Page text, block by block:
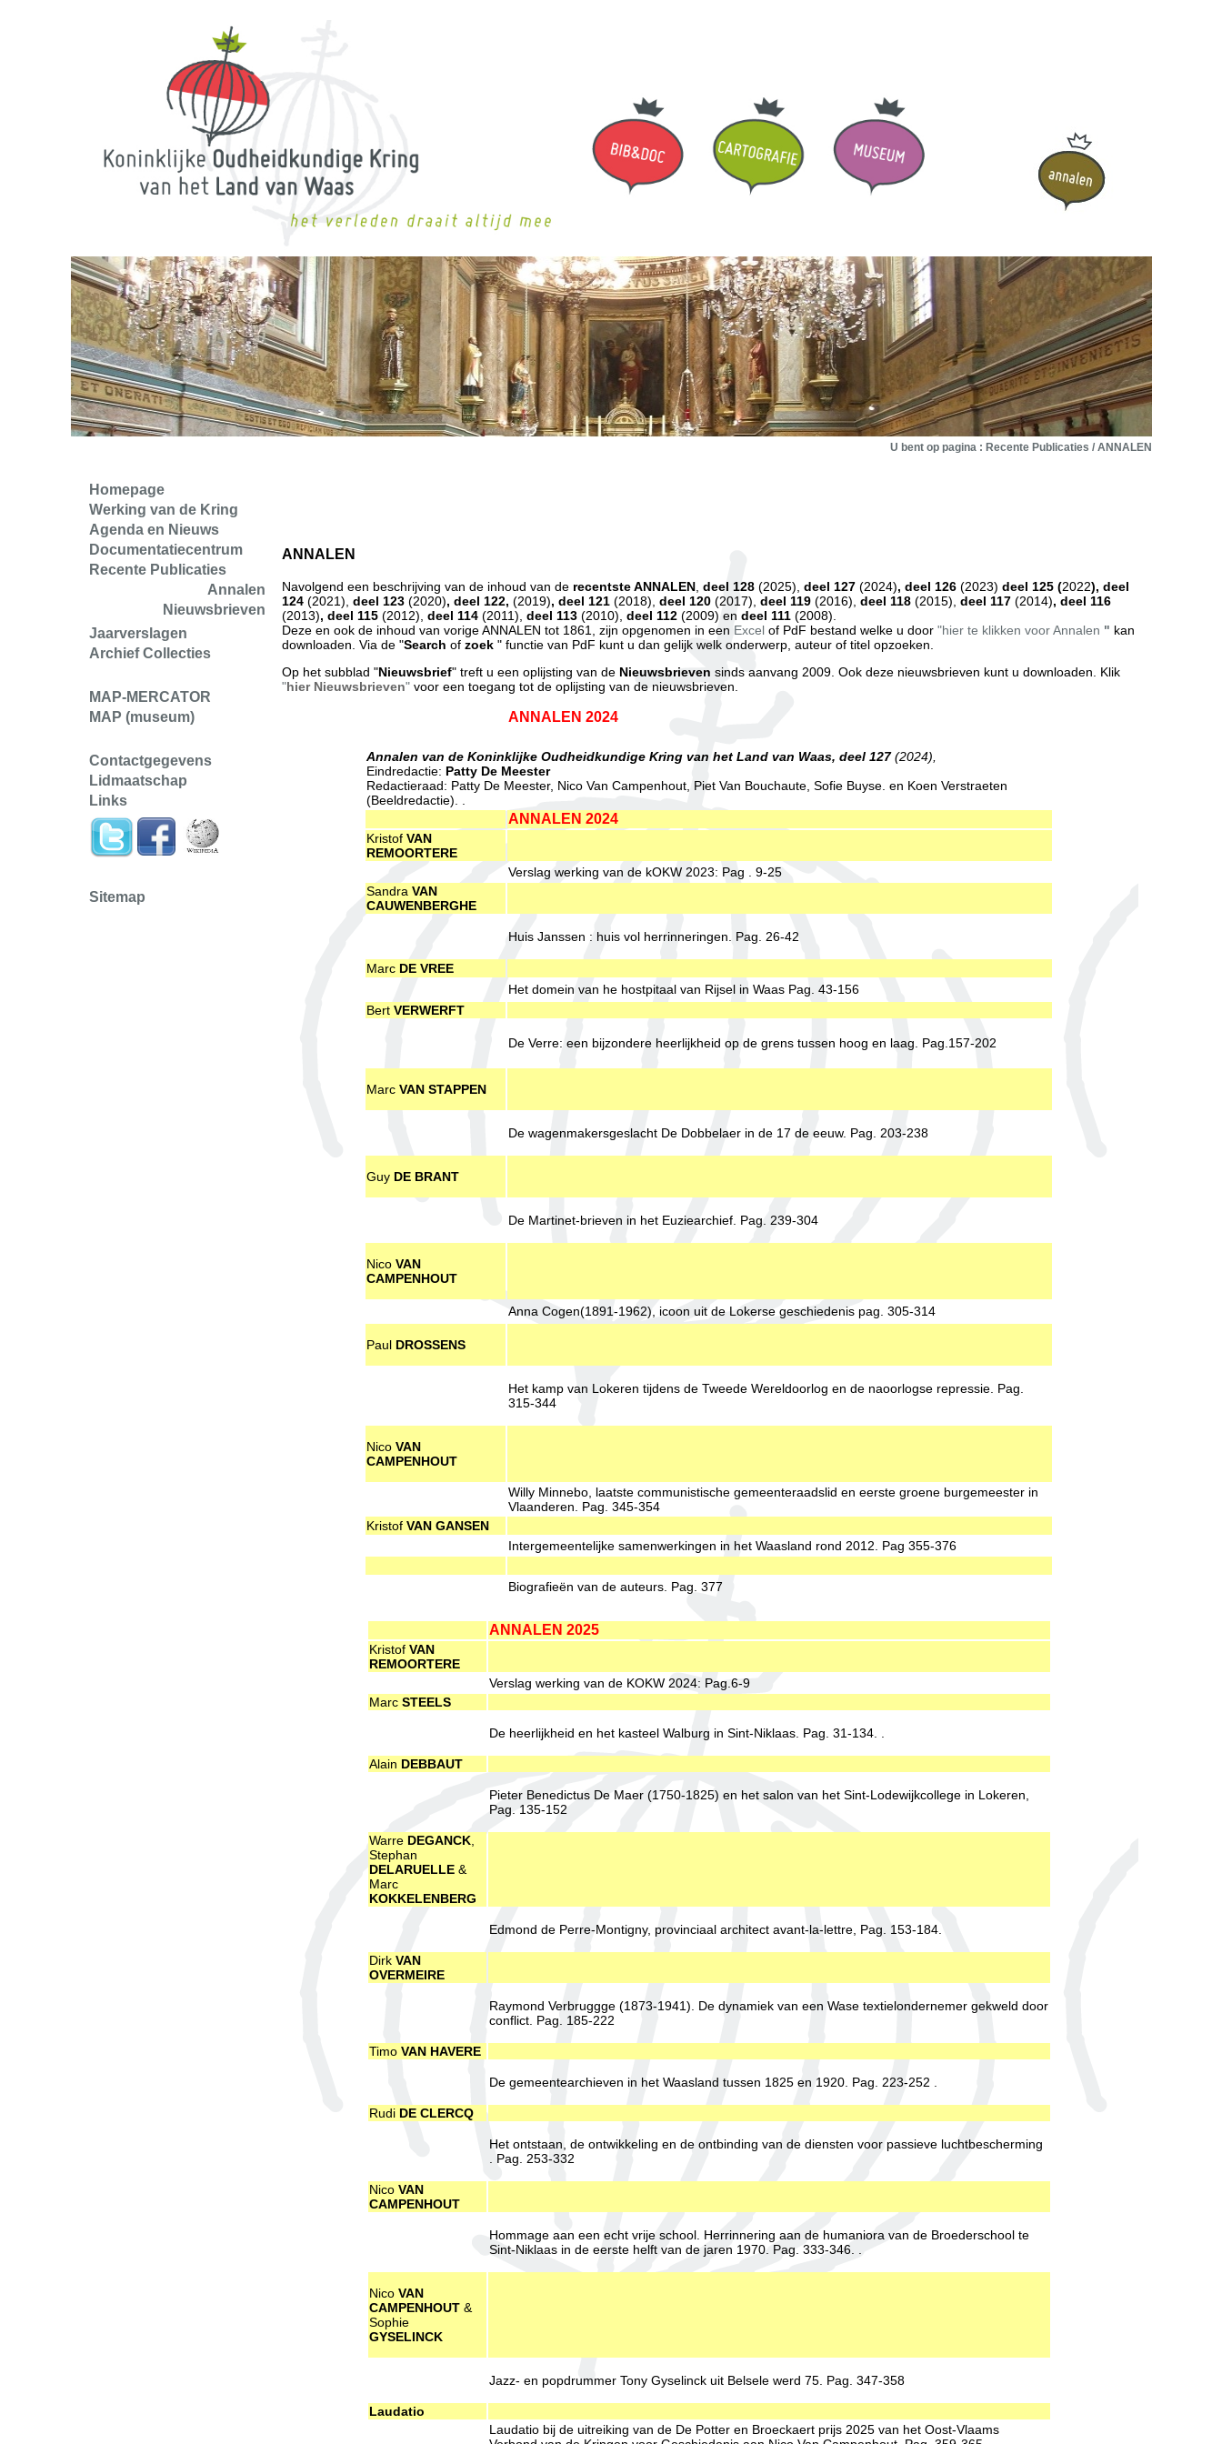
U bent op pagina : Recente Publicaties / ANNALEN
Homepage
Werking van de Kring
Agenda en Nieuws
Documentatiecentrum
Recente Publicaties
Annalen
Nieuwsbrieven
Jaarverslagen
Archief Collecties
MAP-MERCATOR
MAP (museum)
Contactgegevens
Lidmaatschap
Links
Sitemap
ANNALEN
Navolgend een beschrijving van de inhoud van de recentste ANNALEN deel 128 (2025), deel 127 (2024), deel 126 (2023) deel 125 (2022), deel
124 (2021), deel 123 (2020), deel 122, (2019), deel 121 (2018), deel 120 (2017), deel 119 (2016), deel 118 (2015), deel 117 (2014), deel 116
(2013), deel 115 (2012), deel 114 (2011), deel 113 (2010), deel 112 (2009) en deel 111 (2008).
Deze en ook de inhoud van vorige ANNALEN tot 1861, zijn opgenomen in een Excel of PdF bestand welke u door "hier te klikken voor Annalen " kan
downloaden. Via de "Search of zoek " functie van PdF kunt u dan gelijk welk onderwerp, auteur of titel opzoeken.
Op het subblad "Nieuwsbrief" treft u een oplijsting van de Nieuwsbrieven sinds aanvang 2009. Ook deze nieuwsbrieven kunt u downloaden. Klik
"hier Nieuwsbrieven" voor een toegang tot de oplijsting van de nieuwsbrieven.
ANNALEN 2024
Annalen van de Koninklijke Oudheidkundige Kring van het Land van Waas, deel 127(2024),
Eindredactie: Patty De Meester
Redactieraad: Patty De Meester, Nico Van Campenhout, Piet Van Bouchaute, Sofie Buyse. en Koen Verstraeten
(Beeldredactie). .
ANNALEN 2024
Kristof VAN
REMOORTERE
Verslag werking van de kOKW 2023: Pag . 9-25
Sandra VAN
CAUWENBERGHE
Huis Janssen : huis vol herrinneringen. Pag. 26-42
Marc DE VREE
Het domein van he hostpitaal van Rijsel in Waas Pag. 43-156
Bert VERWERFT
De Verre: een bijzondere heerlijkheid op de grens tussen hoog en laag. Pag.157-202
Marc VAN STAPPEN
De wagenmakersgeslacht De Dobbelaer in de 17 de eeuw. Pag. 203-238
Guy DE BRANT
De Martinet-brieven in het Euziearchief. Pag. 239-304
Nico VAN
CAMPENHOUT
Anna Cogen(1891-1962), icoon uit de Lokerse geschiedenis pag. 305-314
Paul DROSSENS
Het kamp van Lokeren tijdens de Tweede Wereldoorlog en de naoorlogse repressie. Pag.
315-344
Nico VAN
CAMPENHOUT
Willy Minnebo, laatste communistische gemeenteraadslid en eerste groene burgemeester in
Vlaanderen. Pag. 345-354
Kristof VAN GANSEN
Intergemeentelijke samenwerkingen in het Waasland rond 2012. Pag 355-376
Biografieën van de auteurs. Pag. 377
ANNALEN 2025
KristofVAN
REMOORTERE
Verslag werking van de KOKW 2024: Pag.6-9
Marc STEELS
De heerlijkheid en het kasteel Walburg in Sint-Niklaas. Pag. 31-134. .
Alain DEBBAUT
Pieter Benedictus De Maer (1750-1825) en het salon van het Sint-Lodewijkcollege in Lokeren,
Pag. 135-152
Warre DEGANCK,
Stephan
DELARUELLE&
Marc
KOKKELENBERG
Edmond de Perre-Montigny, provinciaal architect avant-la-lettre, Pag. 153-184.
Dirk VAN
OVERMEIRE
Raymond Verbruggge (1873-1941). De dynamiek van een Wase textielondernemer gekweld door
conflict. Pag. 185-222
Timo VAN HAVERE
De gemeentearchieven in het Waasland tussen 1825 en 1920. Pag. 223-252 .
Rudi DE CLERCQ
Het ontstaan, de ontwikkeling en de ontbinding van de diensten voor passieve luchtbescherming
. Pag. 253-332
Nico VAN
CAMPENHOUT
Hommage aan een echt vrije school. Herrinnering aan de humaniora van de Broederschool te
Sint-Niklaas in de eerste helft van de jaren 1970. Pag. 333-346. .
Nico VAN
CAMPENHOUT&
Sophie
GYSELINCK
Jazz- en popdrummer Tony Gyselinck uit Belsele werd 75. Pag. 347-358
Laudatio
Laudatio bij de uitreiking van de De Potter en Broeckaert prijs 2025 van het Oost-Vlaams